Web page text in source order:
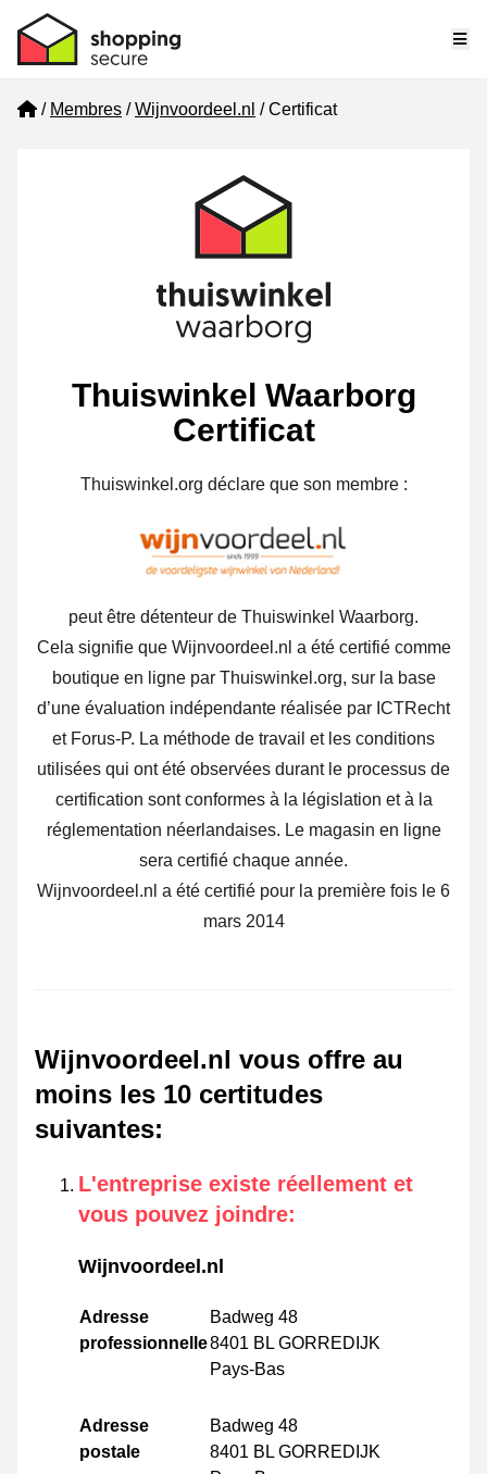
Home
Membres Wijnvoordeel.nl Certificat
Thuiswinkel Waarborg
Certificat
Thuiswinkel.org déclare que son membre :
peut être détenteur de Thuiswinkel Waarborg.
Cela signifie que Wijnvoordeel.nl a été certifié comme
boutique en ligne par Thuiswinkel.org, sur la base
d’une évaluation indépendante réalisée par ICTRecht
et Forus-P. La méthode de travail et les conditions
utilisées qui ont été observées durant le processus de
certification sont conformes à la législation et à la
réglementation néerlandaises. Le magasin en ligne
sera certifié chaque année.
Wijnvoordeel.nl a été certifié pour la première fois le 6
mars 2014
Wijnvoordeel.nl vous offre au
moins les 10 certitudes
suivantes:
L'entreprise existe réellement et
vous pouvez joindre:
Wijnvoordeel.nl
Adresse
professionnelle
Badweg 48
8401 BL GORREDIJK
Pays-Bas
Adresse
postale
Badweg 48
8401 BL GORREDIJK